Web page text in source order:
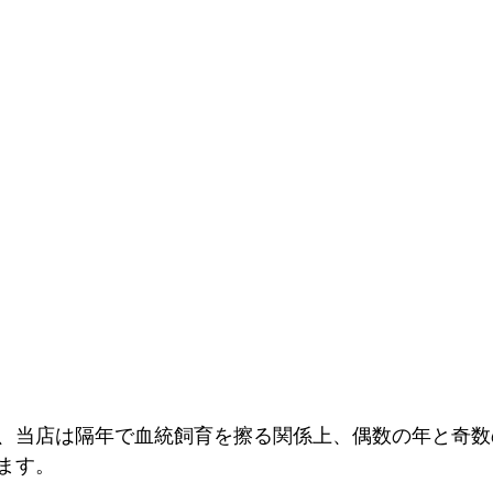
当店は隔年で血統飼育を擦る関係上、偶数の年と奇
す。